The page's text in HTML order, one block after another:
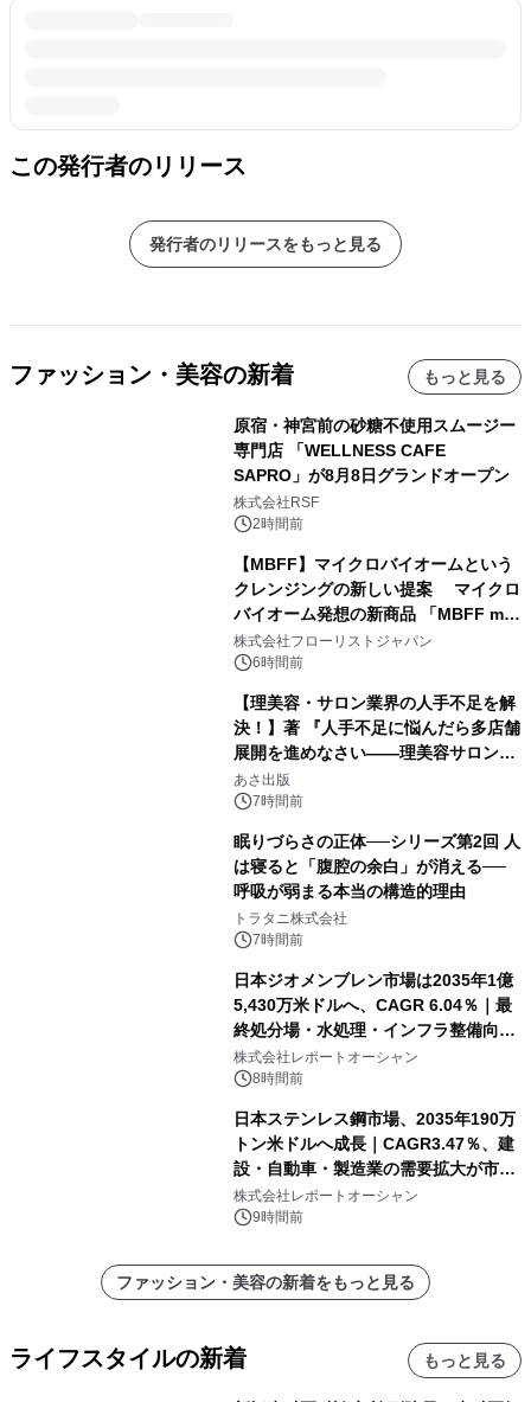
この発行者のリリース
発行者のリリースをもっと見る
ファッション・美容の新着 もっと見る
原宿・神宮前の砂糖不使用スムージー
専門店 「WELLNESS CAFE
SAPRO」が8月8日グランドオープン
株式会社RSF
2時間前
【MBFF】マイクロバイオームという
クレンジングの新しい提案 マイクロ
バイオーム発想の新商品 「MBFF mb
クレンジングPRO」を2026年8月6日
発売
株式会社フローリストジャパン
6時間前
【理美容・サロン業界の人手不足を解
決！】著 『人手不足に悩んだら多店舗
展開を進めなさい――理美容サロン
「多店舗展開」の教科書』2026年8月
24日（月）発売
あさ出版
7時間前
眠りづらさの正体──シリーズ第2回 人
は寝ると「腹腔の余白」が消える──
呼吸が弱まる本当の構造的理由
トラタニ株式会社
7時間前
日本ジオメンブレン市場は2035年1億
5,430万米ドルへ、CAGR 6.04％｜最
終処分場・水処理・インフラ整備向け
需要拡大
株式会社レポートオーシャン
8時間前
日本ステンレス鋼市場、2035年190万
トン米ドルへ成長｜CAGR3.47％、建
設・自動車・製造業の需要拡大が市場
を牽引
株式会社レポートオーシャン
9時間前
ファッション・美容の新着をもっと見る
ライフスタイルの新着 もっと見る